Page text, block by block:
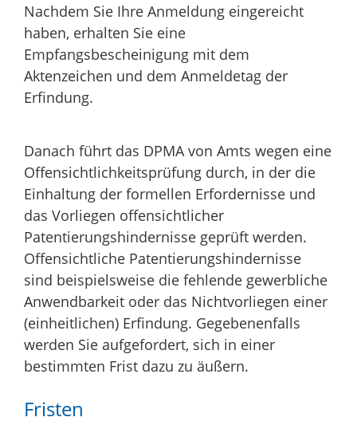
Nachdem Sie Ihre Anmeldung eingereicht
haben, erhalten Sie eine
Empfangsbescheinigung mit dem
Aktenzeichen und dem Anmeldetag der
Erfindung.
Danach führt das DPMA von Amts wegen eine
Offensichtlichkeitsprüfung durch, in der die
Einhaltung der formellen Erfordernisse und
das Vorliegen offensichtlicher
Patentierungshindernisse geprüft werden.
Offensichtliche Patentierungshindernisse
sind beispielsweise die fehlende gewerbliche
Anwendbarkeit oder das Nichtvorliegen einer
(einheitlichen) Erfindung. Gegebenenfalls
werden Sie aufgefordert, sich in einer
bestimmten Frist dazu zu äußern.
Fristen